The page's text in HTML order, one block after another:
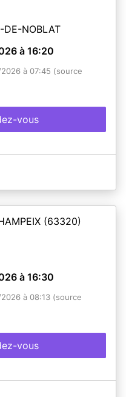
DE-NOBLAT
à 16:20
à 07:45 (source
vous
(63320)
à 16:30
à 08:13 (source
vous